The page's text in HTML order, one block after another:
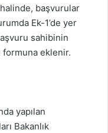
başvurular
Ek-1’de yer
sahibinin
eklenir.
yapılan
Bakanlık